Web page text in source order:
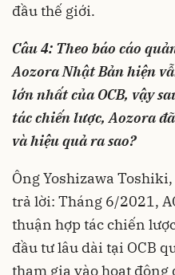
đầu thế giới.
Câu 4: Theo báo cáo
Aozora Nhật Bản hiện
lớn nhất của OCB, vậy
tác chiến lược, Aozora
và hiệu quả ra sao?
Ông Yoshizawa
trả lời: Tháng 6/2021,
thuận hợp tác chiến
đầu tư lâu dài tại OCB
tham gia vào hoạt